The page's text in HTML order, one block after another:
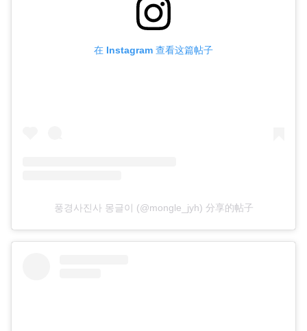
在 Instagram 查看这篇帖子
풍경사진사 몽글이 (@mongle_jyh) 分享的帖子